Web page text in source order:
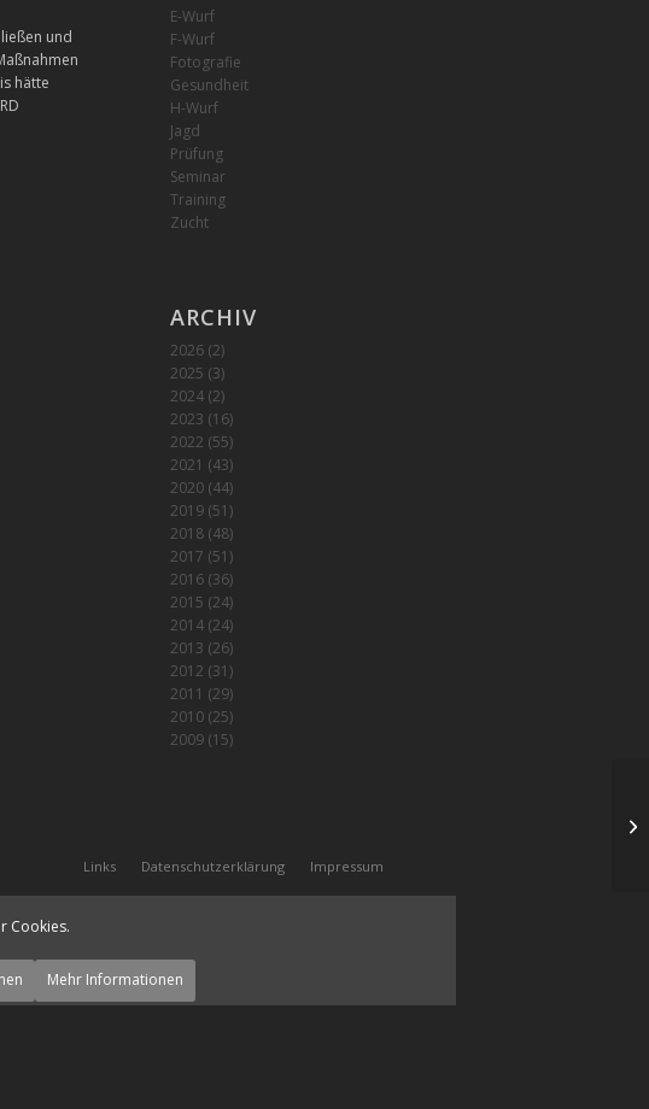
und
hätte
E-Wurf
F-Wurf
Fotografie
Gesundheit
H-Wurf
Jagd
Prüfung
Seminar
Training
Zucht
ARCHIV
2026(2)
2025 (3)
2024(2)
2023 (16)
2022 (55)
2021 (43)
2020(44)
2019(51)
2018(48)
2017 (51)
2016(36)
2015 (24)
2014(24)
2013 (26)
2012 (31)
2011 (29)
2010(25)
2009(15)
Links Datenschutzerklärung Impressum
Cookies.
Mehr Informationen